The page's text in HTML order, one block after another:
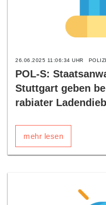
26.06.2025 11:06:34 UHR
POL-S:
Stuttgart geben
rabiater
mehr lesen